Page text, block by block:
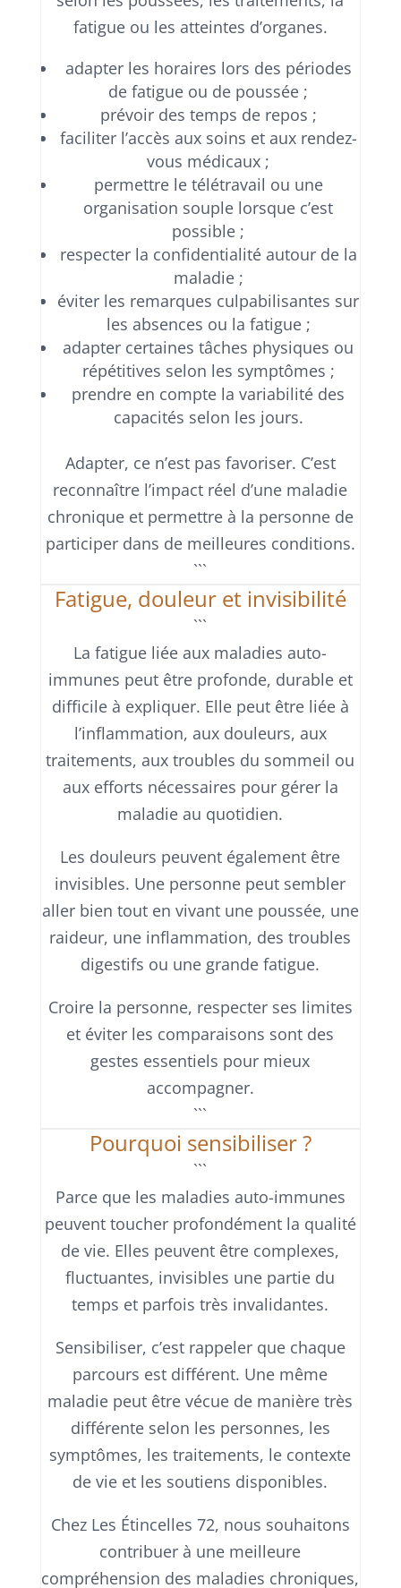
fatigue ou les atteintes d’organes.
adapter les horaires lors des périodes
de fatigue ou de poussée ;
prévoir des temps de repos ;
faciliter l’accès aux soins et aux rendez-
vous médicaux ;
permettre le télétravail ou une
organisation souple lorsque c’est
possible ;
respecter la confidentialité autour de la
maladie ;
éviter les remarques culpabilisantes sur
les absences ou la fatigue ;
adapter certaines tâches physiques ou
répétitives selon les symptômes ;
prendre en compte la variabilité des
capacités selon les jours.
Adapter, ce n’est pas favoriser. C’est
reconnaître l’impact réel d’une maladie
chronique et permettre à la personne de
participer dans de meilleures conditions.
```
Fatigue, douleur et invisibilité
```
La fatigue liée aux maladies auto-
immunes peut être profonde, durable et
difficile à expliquer. Elle peut être liée à
l’inflammation, aux douleurs, aux
traitements, aux troubles du sommeil ou
aux efforts nécessaires pour gérer la
maladie au quotidien.
Les douleurs peuvent également être
invisibles. Une personne peut sembler
aller bien tout en vivant une poussée, une
raideur, une inflammation, des troubles
digestifs ou une grande fatigue.
Croire la personne, respecter ses limites
et éviter les comparaisons sont des
gestes essentiels pour mieux
accompagner.
```
Pourquoi sensibiliser ?
```
Parce que les maladies auto-immunes
peuvent toucher profondément la qualité
de vie. Elles peuvent être complexes,
fluctuantes, invisibles une partie du
temps et parfois très invalidantes.
Sensibiliser, c’est rappeler que chaque
parcours est différent. Une même
maladie peut être vécue de manière très
différente selon les personnes, les
symptômes, les traitements, le contexte
de vie et les soutiens disponibles.
Chez Les Étincelles 72, nous souhaitons
contribuer à une meilleure
compréhension des maladies chroniques,